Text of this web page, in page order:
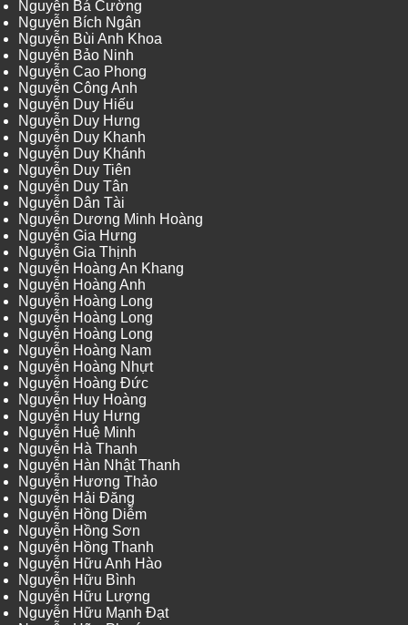
Nguyễn Bá Cường
Nguyễn Bích Ngân
Nguyễn Bùi Anh Khoa
Nguyễn Bảo Ninh
Nguyễn Cao Phong
Nguyễn Công Anh
Nguyễn Duy Hiếu
Nguyễn Duy Hưng
Nguyễn Duy Khanh
Nguyễn Duy Khánh
Nguyễn Duy Tiên
Nguyễn Duy Tân
Nguyễn Dân Tài
Nguyễn Dương Minh Hoàng
Nguyễn Gia Hưng
Nguyễn Gia Thịnh
Nguyễn Hoàng An Khang
Nguyễn Hoàng Anh
Nguyễn Hoàng Long
Nguyễn Hoàng Long
Nguyễn Hoàng Long
Nguyễn Hoàng Nam
Nguyễn Hoàng Nhựt
Nguyễn Hoàng Đức
Nguyễn Huy Hoàng
Nguyễn Huy Hưng
Nguyễn Huệ Minh
Nguyễn Hà Thanh
Nguyễn Hàn Nhật Thanh
Nguyễn Hương Thảo
Nguyễn Hải Đăng
Nguyễn Hồng Diễm
Nguyễn Hồng Sơn
Nguyễn Hồng Thanh
Nguyễn Hữu Anh Hào
Nguyễn Hữu Bình
Nguyễn Hữu Lượng
Nguyễn Hữu Mạnh Đạt